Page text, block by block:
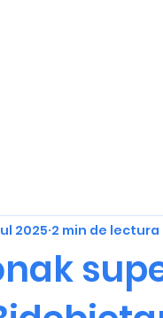
2025 2 min de lectura